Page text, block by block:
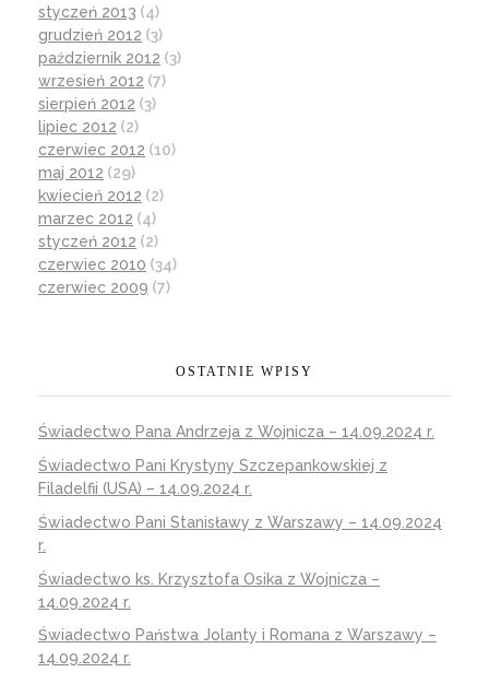
styczeń 2013 (4)
grudzień 2012 (3)
październik 2012 (3)
wrzesień 2012 (7)
sierpień 2012 (3)
lipiec 2012 (2)
czerwiec 2012 (10)
maj 2012 (29)
kwiecień 2012 (2)
marzec 2012 (4)
styczeń 2012 (2)
czerwiec 2010 (34)
czerwiec 2009 (7)
OSTATNIE WPISY
Świadectwo Pana Andrzeja z Wojnicza – 14.09.2024 r.
Świadectwo Pani Krystyny Szczepankowskiej z
Filadelfii (USA) – 14.09.2024 r.
Świadectwo Pani Stanisławy z Warszawy – 14.09.2024
r.
Świadectwo ks. Krzysztofa Osika z Wojnicza –
14.09.2024 r.
Świadectwo Państwa Jolanty i Romana z Warszawy –
14.09.2024 r.